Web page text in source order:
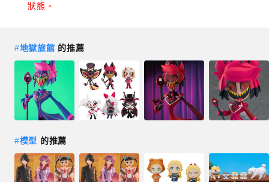
狀態。
#地獄旅館 的推薦
#模型 的推薦